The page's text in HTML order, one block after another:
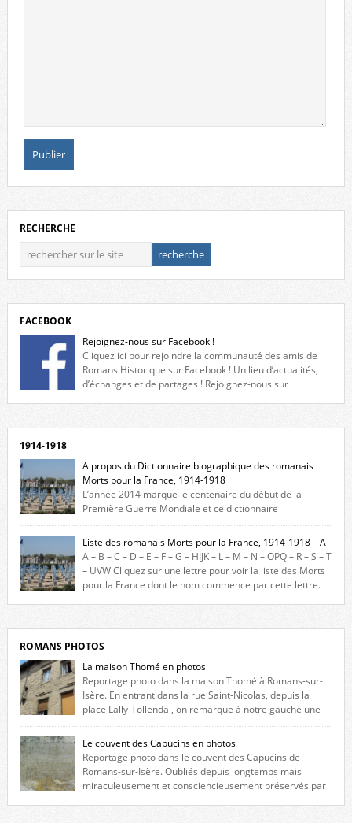
RECHERCHE
FACEBOOK
Rejoignez-nous sur Facebook !
Cliquez ici pour rejoindre la communauté des amis de
Romans Historique sur Facebook ! Un lieu d’actualités,
d’échanges et de partages ! Rejoignez-nous sur
1914-1918
A propos du Dictionnaire biographique des romanais
Morts pour la France, 1914-1918
L’année 2014 marque le centenaire du début de la
Première Guerre Mondiale et ce dictionnaire
biographique veut rendre hommage aux romanais Morts pour la
France durant ce conflit. La base de cette recherche historique est
constituée des noms gravés sur les plaques commémoratives de
l’Hôtel de Ville, du lycée du Dauphiné et du lycée Triboulet, […]
Liste des romanais Morts pour la France, 1914-1918 – A
A – B – C – D – E – F – G – HIJK – L – M – N – OPQ – R – S – T
– UVW Cliquez sur une lettre pour voir la liste des Morts
pour la France dont le nom commence par cette lettre.
ROMANS PHOTOS
La maison Thomé en photos
Reportage photo dans la maison Thomé à Romans-sur-
Isère. En entrant dans la rue Saint-Nicolas, depuis la
place Lally-Tollendal, on remarque à notre gauche une
maison construite au XVIè siècle. Les deux façades sont ornées de
fenêtres jumelles à meneaux. Entre ces deux étages, on peut voir une
niche qui contient une statue de la Vierge. […]
Le couvent des Capucins en photos
Reportage photo dans le couvent des Capucins de
Romans-sur-Isère. Oubliés depuis longtemps mais
miraculeusement et consciencieusement préservés par